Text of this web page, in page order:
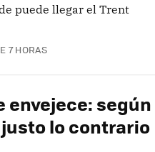
puede llegar el Trent
7 HORAS
envejece: según
lo contrario